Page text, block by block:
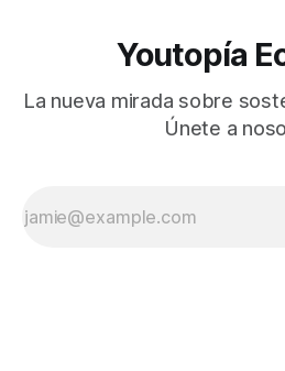
Youtopía
La nueva mirada sobre
Únete a